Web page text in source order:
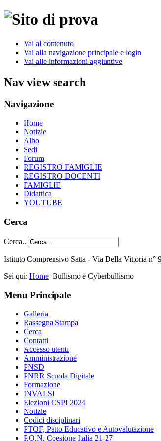
Vai al contenuto
Vai alla navigazione principale e login
Vai alle informazioni aggiuntive
Nav view search
Navigazione
Home
Notizie
Albo
Sedi
Forum
REGISTRO FAMIGLIE
REGISTRO DOCENTI
FAMIGLIE
Didattica
YOUTUBE
Cerca
Cerca...
Istituto Comprensivo Satta - Via Della Vittoria n°
Sei qui: Home Bullismo e Cyberbullismo
Menu Principale
Galleria
Rassegna Stampa
Cerca
Contatti
Accesso utenti
Amministrazione
PNSD
PNRR Scuola Digitale
Formazione
INVALSI
Elezioni CSPI 2024
Notizie
Codici disciplinari
PTOF, Patto Educativo e Autovalutazione
P.O.N. Coesione Italia 21-27